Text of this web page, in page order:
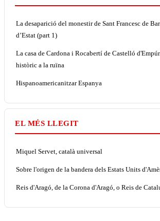
La desaparició del monestir de Sant Francesc de
d’Estat (part 1)
La casa de Cardona i Rocabertí de Castelló
històric a la ruïna
Hispanoamericanitzar Espanya
EL MÉS LLEGIT
Miquel Servet, català universal
Sobre l'origen de la bandera dels Estats Units
Reis d'Aragó, de la Corona d'Aragó, o Reis de